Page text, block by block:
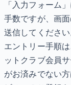
「入力フォーム
手数ですが、画
送信してくださ
エントリー手順
ットクラブ会員
がお済みでない